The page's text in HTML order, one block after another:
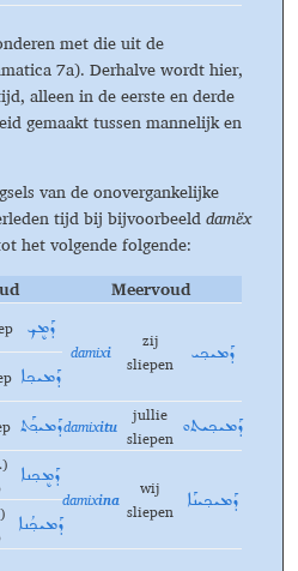
met die uit de
7a). Derhalve wordt hier,
alleen in de eerste en derde
gemaakt tussen mannelijk en
van de onovergankelijke
tijd bij bijvoorbeelddamëx
het volgende folgende:
Meervoud
ܕܰܡܷܟ݂
damixi
zij
sliepen
ܕܰܡܝܟ݂ܝ
ܕܰܡܝܟ݂ܐ
ܕܰܡܝܟ݂ܰܬdamixitu
jullie
sliepen ܕܰܡܝܟ݂ܝܬܘ
ܕܰܡܷܟ݂ܢܐ
damixina
wij
sliepen ܕܰܡܝܟ݂ܝܢܰܐ
ܕܰܡܝܟ݂ܳܢܐ